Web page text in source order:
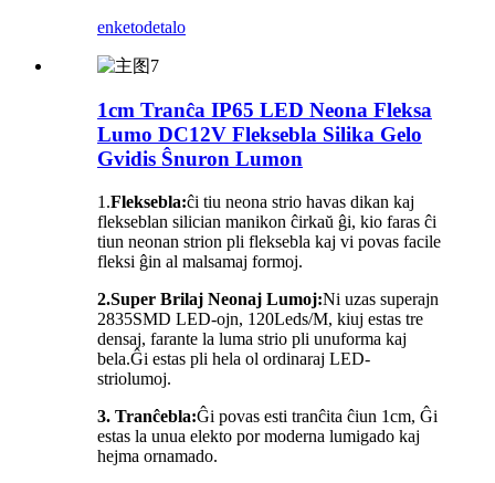
enketodetalo
1cm Tranĉa IP65 LED Neona Fleksa
Lumo DC12V Fleksebla Silika Gelo
Gvidis Ŝnuron Lumon
1.Fleksebla:ĉi tiu neona strio havas dikan kaj
flekseblan silician manikon ĉirkaŭ ĝi, kio faras ĉi
tiun neonan strion pli fleksebla kaj vi povas facile
fleksi ĝin al malsamaj formoj.
2.Super Brilaj Neonaj Lumoj:Ni uzas superajn
2835SMD LED-ojn, 120Leds/M, kiuj estas tre
densaj, farante la luma strio pli unuforma kaj
bela.Ĝi estas pli hela ol ordinaraj LED-
striolumoj.
3. Tranĉebla:Ĝi povas esti tranĉita ĉiun 1cm, Ĝi
estas la unua elekto por moderna lumigado kaj
hejma ornamado.